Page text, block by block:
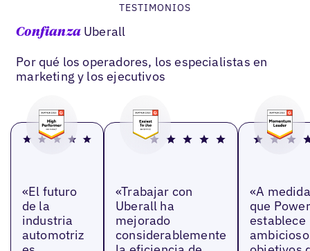
TESTIMONIOS
ConfianzaUberall
Por qué los operadores, los especialistas en
marketing y los ejecutivos
«El futuro
de la
industria
automotriz
«Trabajar con
Uberall ha
mejorado
considerablemente
«A medida
que
establece